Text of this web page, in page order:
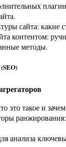
сайта: какие
контентом:
методы.
это такое и
ранжирования:
анализа